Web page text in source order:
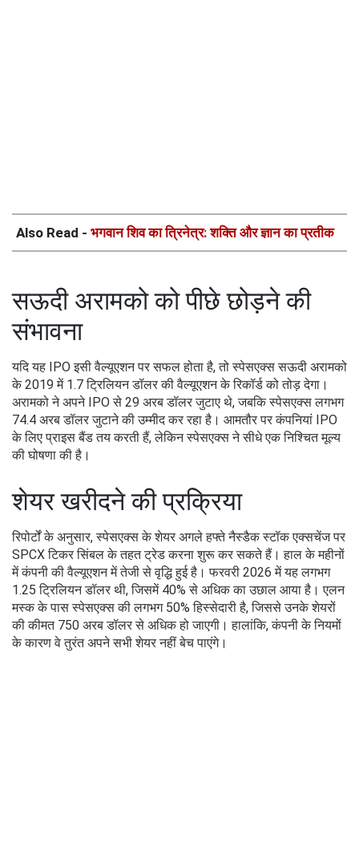
Also Read - भगवान शिव का त्रिनेत्र: शक्ति और ज्ञान का प्रतीक
सऊदी अरामको को पीछे छोड़ने की
संभावना
यदि यह IPO इसी वैल्यूएशन पर सफल होता है, तो स्पेसएक्स सऊदी अरामको
के 2019 में 1.7 ट्रिलियन डॉलर की वैल्यूएशन के रिकॉर्ड को तोड़ देगा।
अरामको ने अपने IPO से 29 अरब डॉलर जुटाए थे, जबकि स्पेसएक्स लगभग
74.4 अरब डॉलर जुटाने की उम्मीद कर रहा है। आमतौर पर कंपनियां IPO
के लिए प्राइस बैंड तय करती हैं, लेकिन स्पेसएक्स ने सीधे एक निश्चित मूल्य
की घोषणा की है।
शेयर खरीदने की प्रक्रिया
रिपोर्टों के अनुसार, स्पेसएक्स के शेयर अगले हफ्ते नैस्डैक स्टॉक एक्सचेंज पर
SPCX टिकर सिंबल के तहत ट्रेड करना शुरू कर सकते हैं। हाल के महीनों
में कंपनी की वैल्यूएशन में तेजी से वृद्धि हुई है। फरवरी 2026 में यह लगभग
1.25 ट्रिलियन डॉलर थी, जिसमें 40% से अधिक का उछाल आया है। एलन
मस्क के पास स्पेसएक्स की लगभग 50% हिस्सेदारी है, जिससे उनके शेयरों
की कीमत 750 अरब डॉलर से अधिक हो जाएगी। हालांकि, कंपनी के नियमों
के कारण वे तुरंत अपने सभी शेयर नहीं बेच पाएंगे।